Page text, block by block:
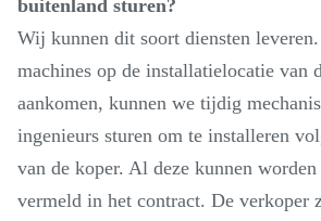
buitenland sturen?
Wij kunnen dit soort diensten
machines op de installatielocatie van
aankomen, kunnen we tijdig
ingenieurs sturen om te installeren
van de koper. Al deze kunnen
vermeld in het contract. De verkoper